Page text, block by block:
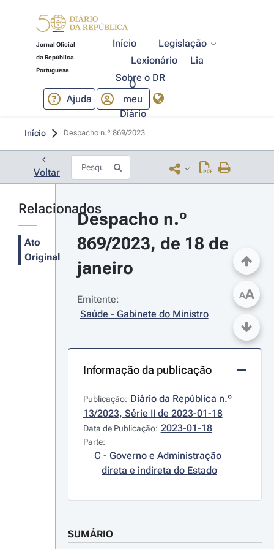
Jornal Oficial
da República
Portuguesa
Início
Legislação
Lexionário
Lia
Sobre o DR
Ajuda
O
meu
Diário
Início Despacho n.º 869/2023
Voltar
Relacionados
Ato
Original
Despacho n.º
869/2023, de 18 de
janeiro
Emitente:
Saúde - Gabinete do Ministro
Informação da publicação
Publicação: Diário da República n.º
13/2023, Série II de 2023-01-18
Data de Publicação: 2023-01-18
Parte:
C - Governo e Administração
direta e indireta do Estado
SUMÁRIO
AA